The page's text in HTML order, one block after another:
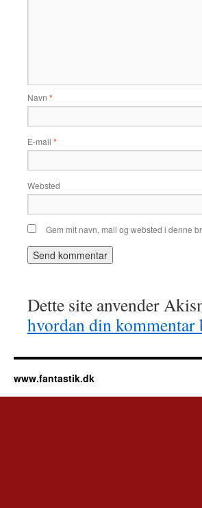
Navn *
E-mail *
Websted
Gem mit navn, mail og websted i denne
Dette site anvender
hvordan din kommentar
www.fantastik.dk